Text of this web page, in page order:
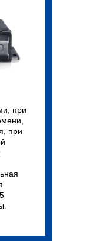
при
при